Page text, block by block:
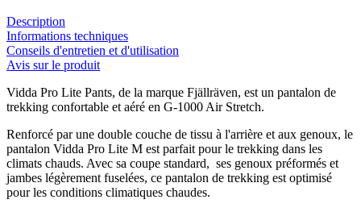
Description
Informations techniques
Conseils d'entretien et d'utilisation
Avis sur le produit
Vidda Pro Lite Pants, de la marque Fjällräven, est un pantalon de
trekking confortable et aéré en G-1000 Air Stretch.
Renforcé par une double couche de tissu à l'arrière et aux genoux, le
pantalon Vidda Pro Lite M est parfait pour le trekking dans les
climats chauds. Avec sa coupe standard, ses genoux préformés et
jambes légèrement fuselées, ce pantalon de trekking est optimisé
pour les conditions climatiques chaudes.